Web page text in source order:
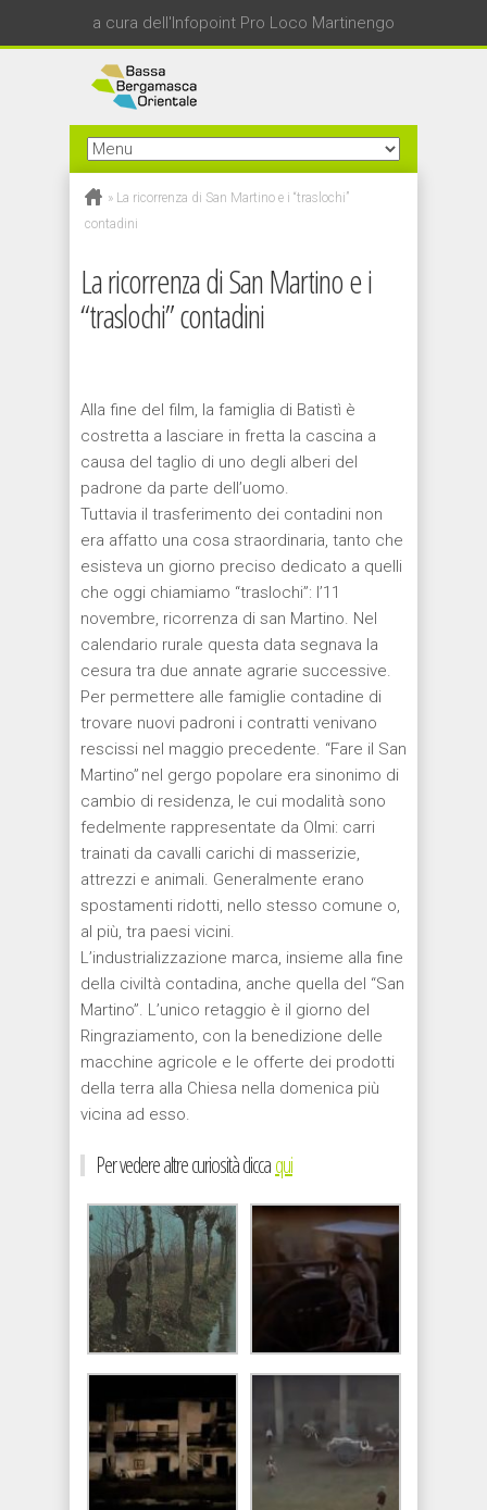
a cura dell'Infopoint Pro Loco Martinengo
» La ricorrenza di San Martino e i “traslochi”
contadini
La ricorrenza di San Martino e i
“traslochi” contadini
Alla fine del film, la famiglia di Batistì è
costretta a lasciare in fretta la cascina a
causa del taglio di uno degli alberi del
padrone da parte dell’uomo.
Tuttavia il trasferimento dei contadini non
era affatto una cosa straordinaria, tanto che
esisteva un giorno preciso dedicato a quelli
che oggi chiamiamo “traslochi”: l’11
novembre, ricorrenza di san Martino. Nel
calendario rurale questa data segnava la
cesura tra due annate agrarie successive.
Per permettere alle famiglie contadine di
trovare nuovi padroni i contratti venivano
rescissi nel maggio precedente. “Fare il San
Martino” nel gergo popolare era sinonimo di
cambio di residenza, le cui modalità sono
fedelmente rappresentate da Olmi: carri
trainati da cavalli carichi di masserizie,
attrezzi e animali. Generalmente erano
spostamenti ridotti, nello stesso comune o,
al più, tra paesi vicini.
L’industrializzazione marca, insieme alla fine
della civiltà contadina, anche quella del “San
Martino”. L’unico retaggio è il giorno del
Ringraziamento, con la benedizione delle
macchine agricole e le offerte dei prodotti
della terra alla Chiesa nella domenica più
vicina ad esso.
Per vedere altre curiosità cliccaqui